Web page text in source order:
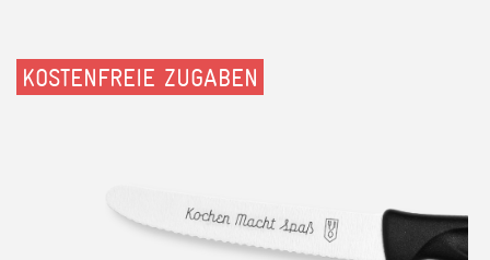
KOSTENFREIE ZUGABEN